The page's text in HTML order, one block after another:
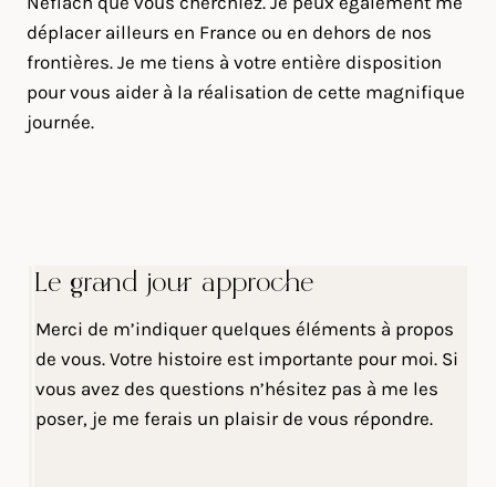
déplacer ailleurs en France ou en dehors de nos
frontières. Je me tiens à votre entière disposition
pour vous aider à la réalisation de cette magnifique
journée.
Le grand jour approche
Merci de m’indiquer quelques éléments à propos
de vous. Votre histoire est importante pour moi. Si
vous avez des questions n’hésitez pas à me les
poser, je me ferais un plaisir de vous répondre.